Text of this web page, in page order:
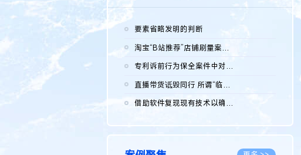
要素省略发明的判断
淘宝“B站推荐”店铺刷量案维持原判，两被告连带赔偿150万元
专利诉前行为保全案件中对仿制药申请人曾作出三类声明的考量及违...
直播带货诋毁同行 所谓“临场发挥”不免责
借助软件复现现有技术以确认相关参数特征是否被公开